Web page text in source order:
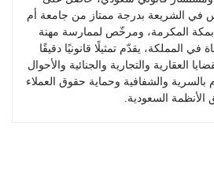
في الشريعة بدرجة ممتاز من جامعة أم
بمكة المكرمة، ومرخّص لممارسة مهنة
في المملكة، يقدّم تمثيلًا قانونيًا دقيقًا
العقارية والتجارية والجنائية والأحوال
بالسرية والشفافية وحماية حقوق العملاء
الأنظمة السعودية.